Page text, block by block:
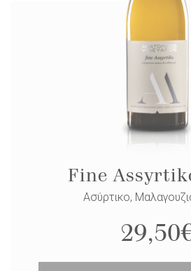
Fine
Ασύρτικο,
29,50